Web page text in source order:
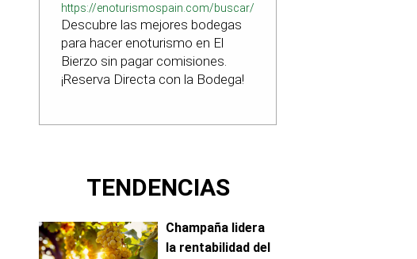
https://enoturismospain.com/buscar/ciudad-
visitar-bodegas-en-leon
Descubre las mejores bodegas
para hacer enoturismo en El
Bierzo sin pagar comisiones.
¡Reserva Directa con la Bodega!
TENDENCIAS
Champaña lidera
la rentabilidad del